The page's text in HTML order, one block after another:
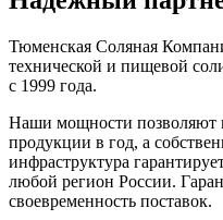
Тюменская Соляная
технической и пищевой
с 1999 года.
Наши мощности позволяют
продукции в год, а
инфраструктура
любой регион России.
своевременность поставок.